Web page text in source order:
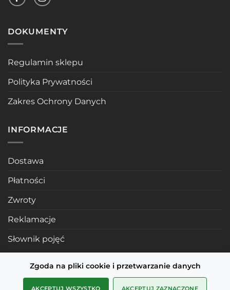
Zgoda na pliki cookie i przetwarzanie danych
AKCEPTUJ WSZYSTKO AKCEPTUJ ZAZNACZONE
DOKUMENTY
Regulamin sklepu
Polityka Prywatności
Zakres Ochrony Danych
INFORMACJE
Dostawa
Płatności
Zwroty
Reklamacje
Słownik pojęć
POLECANE STRONY